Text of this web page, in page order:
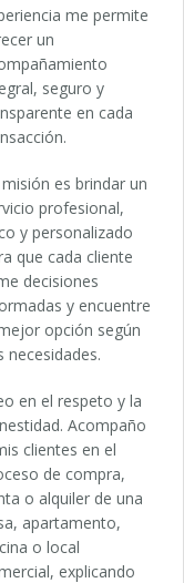
me permite
un
seguro y
en cada
es brindar un
profesional,
y personalizado
que cada cliente
decisiones
y encuentre
opción según
necesidades.
en el respeto y la
Acompaño
clientes en el
de compra,
o alquiler de una
apartamento,
o local
explicando